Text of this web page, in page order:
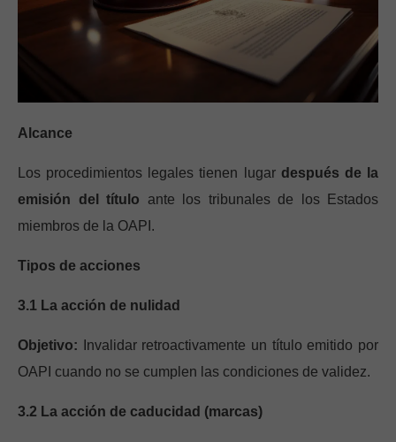
Alcance
Los procedimientos legales tienen lugar después de la
emisión del título ante los tribunales de los Estados
miembros de la OAPI.
Tipos de acciones
3.1 La acción de nulidad
Objetivo: Invalidar retroactivamente un título emitido por
OAPI cuando no se cumplen las condiciones de validez.
3.2 La acción de caducidad (marcas)